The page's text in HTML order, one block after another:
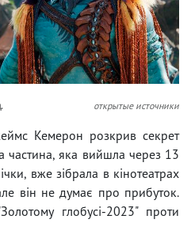
открытые источники
Кемерон розкрив секрет
частина, яка вийшла через 13
вже зібрала в кінотеатрах
він не думає про прибуток.
глобусі-2023" проти